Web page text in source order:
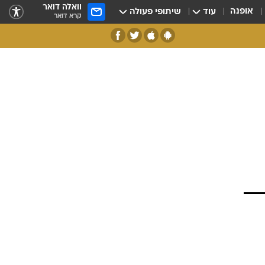
אופנה עוד שיתופי פעולה וואלה דואר
קרא דואר